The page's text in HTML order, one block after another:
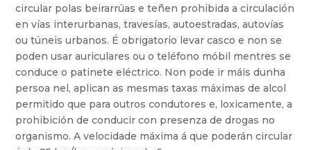
circular polas beirarrúas e teñen prohibida a circulación
en vías interurbanas, travesías, autoestradas, autovías
ou túneis urbanos. É obrigatorio levar casco e non se
poden usar auriculares ou o teléfono móbil mentres se
conduce o patinete eléctrico. Non pode ir máis dunha
persoa nel, aplican as mesmas taxas máximas de alcol
permitido que para outros condutores e, loxicamente, a
prohibición de conducir con presenza de drogas no
organismo. A velocidade máxima á que poderán circular